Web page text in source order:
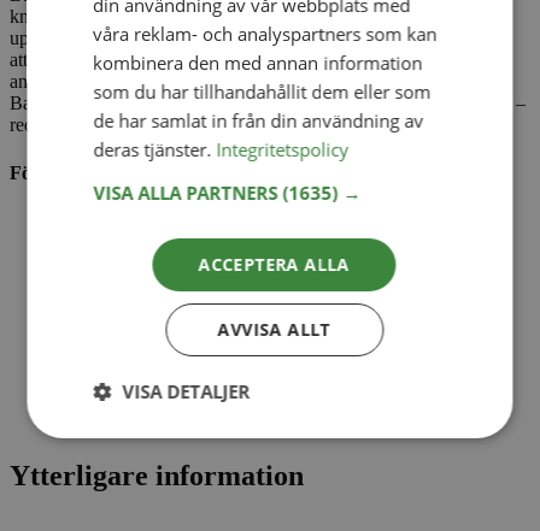
knyttekniker medföljer i förpackningen, vilket gör den lika
uppskattad av nybörjare som av mer erfarna bärare. Var noga med
att läsa om säkerhetscirkeln för tryggt bärande såsom att se till att
andningsvägar är fria. Med en vikt på endast 560 gram är Aldoria
Bambu Soft smidig att vika ihop och enkel att ta med i skötväskan –
redo för både vardag och utflykter.
Fördelar med Aldoria Bambu Soft bärsjal:
Främjar närhet, trygghet och anknytning
Temperaturreglerande och antibakteriskt material
Lättknuten med medföljande instruktioner
Perfekt för nyfödda och små barn
Ytterligare information
din användning av vår webbplats med
våra reklam- och analyspartners som kan
kombinera den med annan information
som du har tillhandahållit dem eller som
de har samlat in från din användning av
deras tjänster. Integritetspolicy
VISA ALLA PARTNERS(1635) →
ACCEPTERA ALLA
AVVISA ALLT
VISA DETALJER